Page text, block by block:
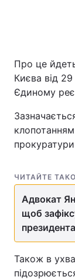
Про це
Києва від
Єдиному
ЧИТАЙТЕ
Адвокат
щоб
президента
Також в